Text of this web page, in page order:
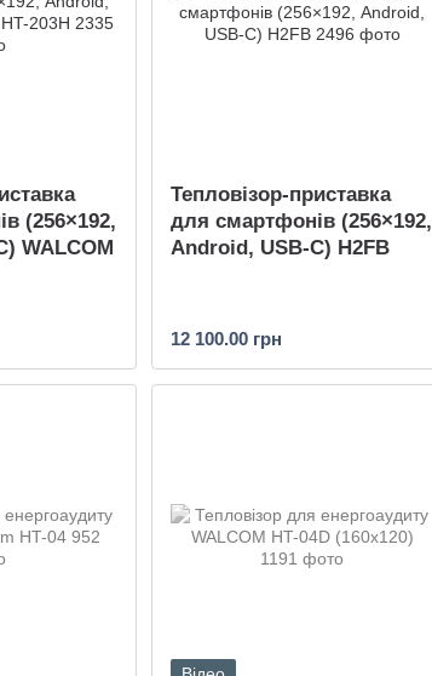
(256×192,
WALCOM
Тепловізор-приставка
для смартфонів (256×192,
Android, USB-C) H2FB
12 100.00 грн